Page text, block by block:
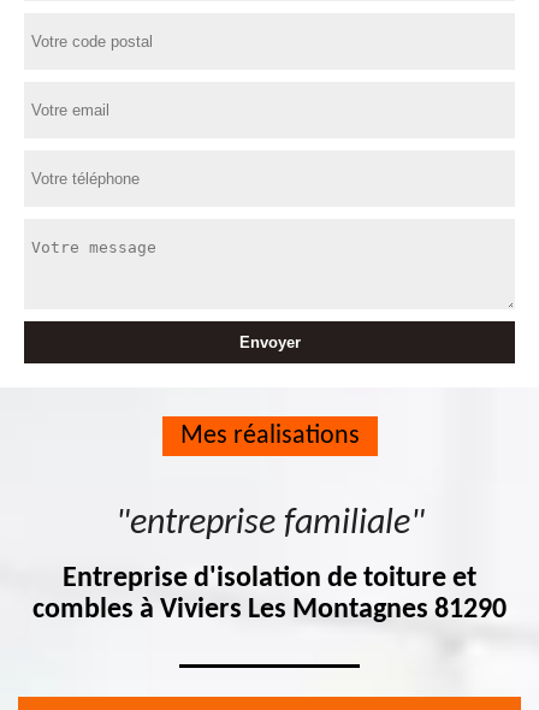
Mes réalisations
"entreprise familiale"
Entreprise d'isolation de toiture et
combles à Viviers Les Montagnes 81290